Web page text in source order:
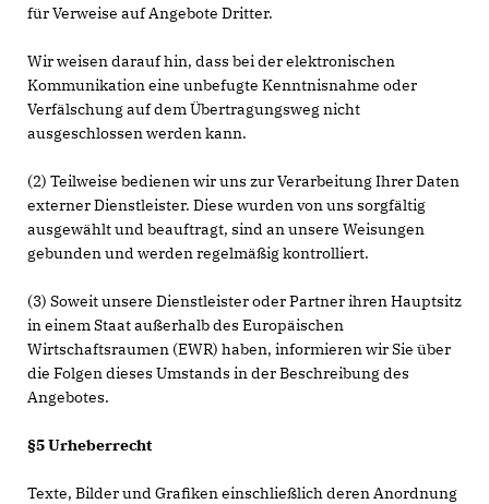
für Verweise auf Angebote Dritter.
Wir weisen darauf hin, dass bei der elektronischen
Kommunikation eine unbefugte Kenntnisnahme oder
Verfälschung auf dem Übertragungsweg nicht
ausgeschlossen werden kann.
(2) Teilweise bedienen wir uns zur Verarbeitung Ihrer Daten
externer Dienstleister. Diese wurden von uns sorgfältig
ausgewählt und beauftragt, sind an unsere Weisungen
gebunden und werden regelmäßig kontrolliert.
(3) Soweit unsere Dienstleister oder Partner ihren Hauptsitz
in einem Staat außerhalb des Europäischen
Wirtschaftsraumen (EWR) haben, informieren wir Sie über
die Folgen dieses Umstands in der Beschreibung des
Angebotes.
§5 Urheberrecht
Texte, Bilder und Grafiken einschließlich deren Anordnung